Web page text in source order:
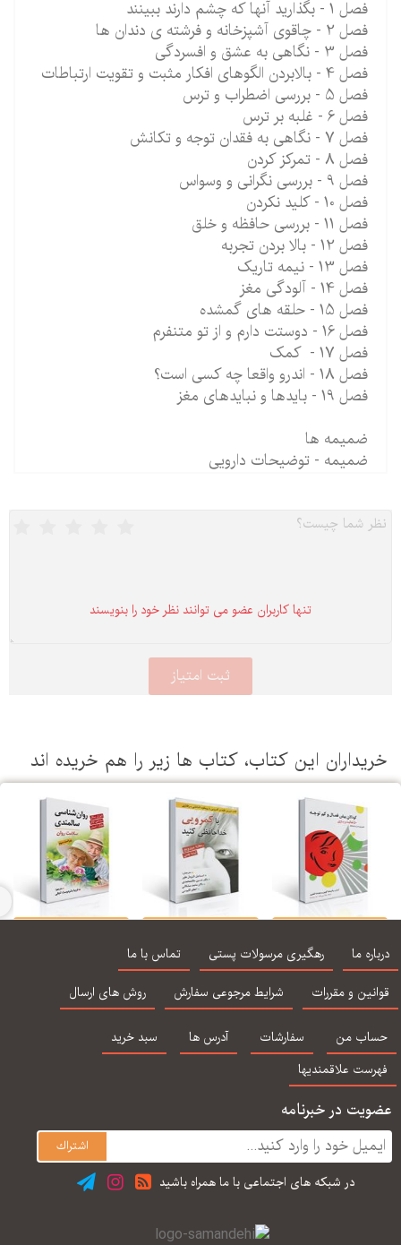
فصل 1 - بگذارید آنها که چشم دارند ببینند
فصل 2 - چاقوی آشپزخانه و فرشته ی دندان ها
فصل 3 - نگاهی به عشق و افسردگی
فصل 4 - بالابردن الگوهای افکار مثبت و تقویت ارتباطات
فصل 5 - بررسی اضطراب و ترس
فصل 6 - غلبه بر ترس
فصل 7 - نگاهی به فقدان توجه و تکانش
فصل 8 - تمرکز کردن
فصل 9 - بررسی نگرانی و وسواس
فصل 10 - کلید نکردن
فصل 11 - بررسی حافظه و خلق
فصل 12 - بالا بردن تجربه
فصل 13 - نیمه تاریک
فصل 14 - آلودگی مغز
فصل 15 - حلقه های گمشده
فصل 16 - دوستت دارم و از تو متنفرم
فصل 17 - کمک
فصل 18 - اندرو واقعا چه کسی است؟
فصل 19 - بایدها و نبایدهای مغز
ضمیمه ها
ضمیمه - توضیحات دارویی
تنها كاربران عضو می توانند نظر خود را بنویسند
این كتاب، كتاب ها زیر را هم خریده اند
كم توجه - ۵۰ فعالیت
و بازی
كنید - كتاب تمرین
غلبه بر كمرویی با
رویكرد شناختی
رفتاری -
ما رهگیری مرسولات پستی
تماس با ما
و مقررات
شرایط مرجوعی سفارش روش های ارسال
من سفارشات آدرس ها
سبد خرید
علاقمندیها
در خبرنامه
در شبكه های اجتماعی با ما همراه باشید